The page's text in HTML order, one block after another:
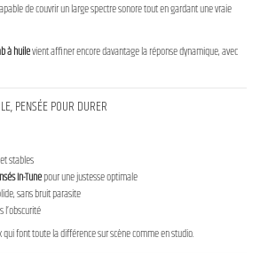
de couvrir un large spectre sonore tout en gardant une vraie
à huilevient affiner encore davantage la réponse dynamique, avec
PENSÉE POUR DURER
stables
In-Tunepour une justesse optimale
sans bruit parasite
l’obscurité
qui font toute la différence sur scène comme en studio.